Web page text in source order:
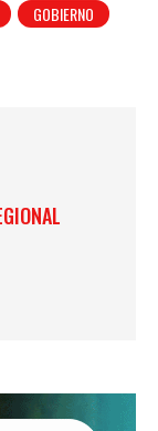
GOBIERNO